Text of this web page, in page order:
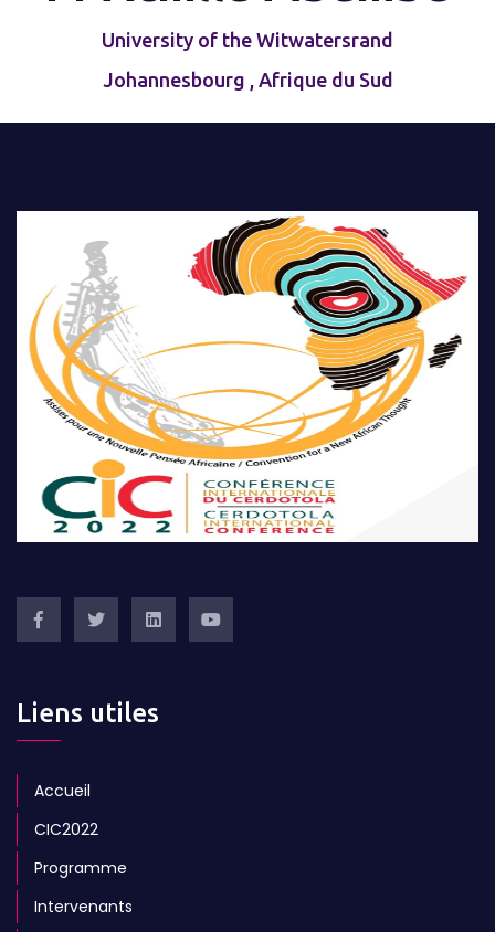
University of the Witwatersrand
Johannesbourg , Afrique du Sud
Liens utiles
Accueil
CIC2022
Programme
Intervenants